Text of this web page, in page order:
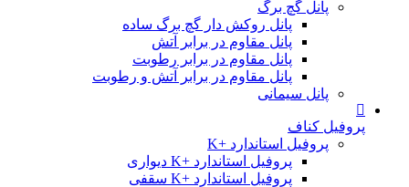
پانل گچ برگ
پانل روکش دار گچ برگ ساده
پانل مقاوم در برابر آتش
پانل مقاوم در برابر رطوبت
پانل مقاوم در برابر آتش و رطوبت
پانل سیمانی
پروفیل کناف
پروفیل استاندارد +K
پروفیل استاندارد +K دیواری
پروفیل استاندارد +K سقفی